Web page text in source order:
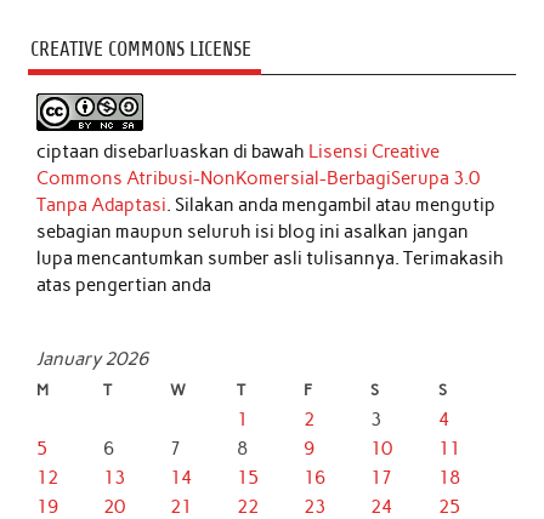
CREATIVE COMMONS LICENSE
ciptaan disebarluaskan di bawah Lisensi Creative
Commons Atribusi-NonKomersial-BerbagiSerupa 3.0
Tanpa Adaptasi. Silakan anda mengambil atau mengutip
sebagian maupun seluruh isi blog ini asalkan jangan
lupa mencantumkan sumber asli tulisannya. Terimakasih
atas pengertian anda
January 2026
M T W T F S S
1 2 3
4
5
6 7 8 9 10
11
12
13 14 15 16 17
18
19
20 21 22 23 24
25